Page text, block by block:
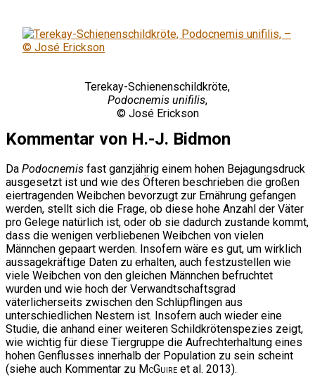
Terekay-Schienenschildkröte,
Podocnemis unifilis,
© José Erickson
Kommentar von H.-J. Bidmon
Da Podocnemis fast ganzjährig einem hohen Bejagungsdruck
ausgesetzt ist und wie des Öfteren beschrieben die großen
eiertragenden Weibchen bevorzugt zur Ernährung gefangen
werden, stellt sich die Frage, ob diese hohe Anzahl der Väter
pro Gelege natürlich ist, oder ob sie dadurch zustande kommt,
dass die wenigen verbliebenen Weibchen von vielen
Männchen gepaart werden. Insofern wäre es gut, um wirklich
aussagekräftige Daten zu erhalten, auch festzustellen wie
viele Weibchen von den gleichen Männchen befruchtet
wurden und wie hoch der Verwandtschaftsgrad
väterlicherseits zwischen den Schlüpflingen aus
unterschiedlichen Nestern ist. Insofern auch wieder eine
Studie, die anhand einer weiteren Schildkrötenspezies zeigt,
wie wichtig für diese Tiergruppe die Aufrechterhaltung eines
hohen Genflusses innerhalb der Population zu sein scheint
(siehe auch Kommentar zu McGuire et al. 2013).